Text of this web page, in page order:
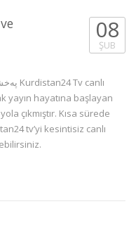
08
ŞUB
yayın hayatına başlayan
çıkmıştır. Kısa sürede
tv’yi kesintisiz canlı